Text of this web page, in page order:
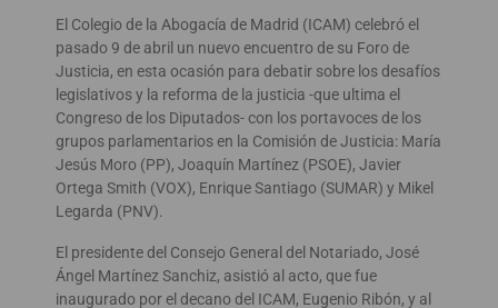
El Colegio de la Abogacía de Madrid (ICAM) celebró el
pasado 9 de abril un nuevo encuentro de su Foro de
Justicia, en esta ocasión para debatir sobre los desafíos
legislativos y la reforma de la justicia -que ultima el
Congreso de los Diputados- con los portavoces de los
grupos parlamentarios en la Comisión de Justicia: María
Jesús Moro (PP), Joaquín Martínez (PSOE), Javier
Ortega Smith (VOX), Enrique Santiago (SUMAR) y Mikel
Legarda (PNV).
El presidente del Consejo General del Notariado, José
Ángel Martínez Sanchiz, asistió al acto, que fue
inaugurado por el decano del ICAM, Eugenio Ribón, y al